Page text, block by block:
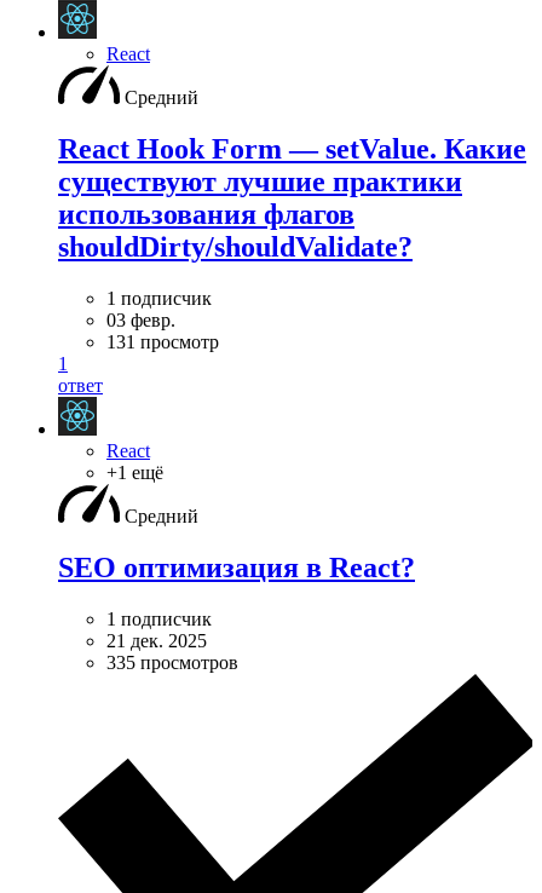
React
Средний
React Hook Form — setValue. Какие
существуют лучшие практики
использования флагов
shouldDirty/shouldValidate?
1 подписчик
03 февр.
131 просмотр
1
ответ
React
+1 ещё
Средний
SEO оптимизация в React?
1 подписчик
21 дек. 2025
335 просмотров